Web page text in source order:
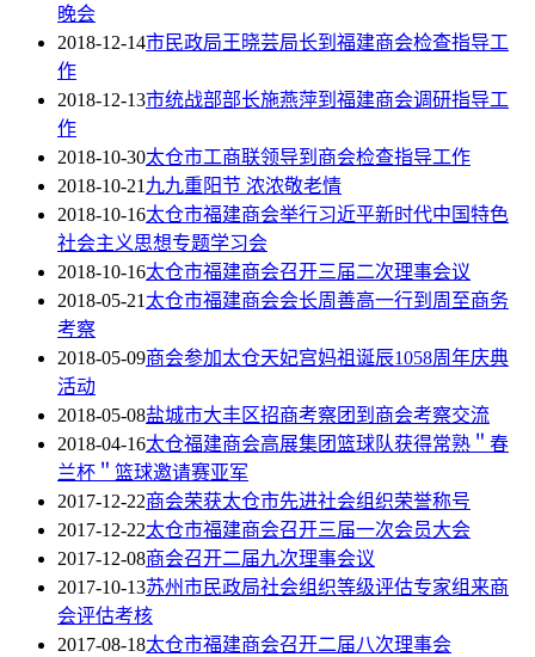
晚会
2018-12-14市民政局王晓芸局长到福建商会检查指导工
作
2018-12-13市统战部部长施燕萍到福建商会调研指导工
作
2018-10-30太仓市工商联领导到商会检查指导工作
2018-10-21九九重阳节 浓浓敬老情
2018-10-16太仓市福建商会举行习近平新时代中国特色
社会主义思想专题学习会
2018-10-16太仓市福建商会召开三届二次理事会议
2018-05-21太仓市福建商会会长周善高一行到周至商务
考察
2018-05-09商会参加太仓天妃宫妈祖诞辰1058周年庆典
活动
2018-05-08盐城市大丰区招商考察团到商会考察交流
2018-04-16太仓福建商会高展集团篮球队获得常熟＂春
兰杯＂篮球邀请赛亚军
2017-12-22商会荣获太仓市先进社会组织荣誉称号
2017-12-22太仓市福建商会召开三届一次会员大会
2017-12-08商会召开二届九次理事会议
2017-10-13苏州市民政局社会组织等级评估专家组来商
会评估考核
2017-08-18太仓市福建商会召开二届八次理事会